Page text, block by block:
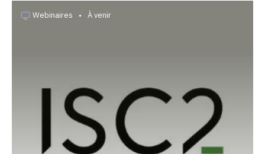
Webinaires • À venir